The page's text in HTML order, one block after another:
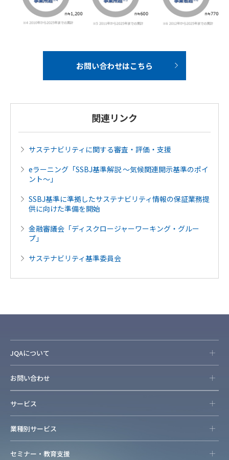
お問い合わせはこちら
関連リンク
サステナビリティに関する審査・評価・支援
eラーニング「SSBJ基準解説 ～気候関連開示基準のポイ
ント～」
SSBJ基準に準拠したサステナビリティ情報の保証業務提
供に向けた準備を開始
金融審議会「ディスクロージャーワーキング・グルー
プ」
サステナビリティ基準委員会
JQAについて
お問い合わせ
サービス
業種別サービス
セミナー・教育支援